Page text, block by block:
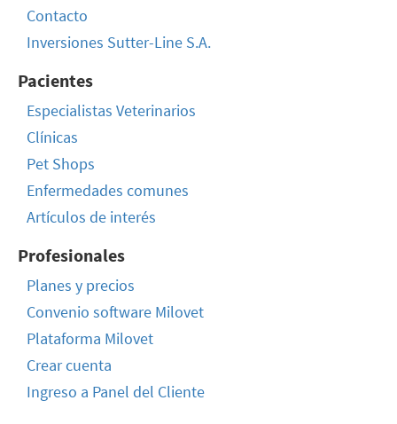
Contacto
Inversiones Sutter-Line S.A.
Pacientes
Especialistas Veterinarios
Clínicas
Pet Shops
Enfermedades comunes
Artículos de interés
Profesionales
Planes y precios
Convenio software Milovet
Plataforma Milovet
Crear cuenta
Ingreso a Panel del Cliente